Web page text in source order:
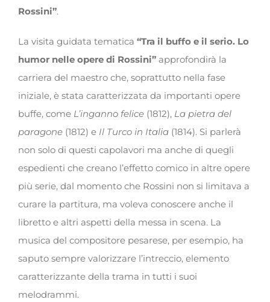
Rossini”.
La visita guidata tematica “Tra il buffo e il serio. Lo
humor nelle opere di Rossini”approfondirà la
carriera del maestro che, soprattutto nella fase
iniziale, è stata caratterizzata da importanti opere
buffe, come L’inganno felice(1812), La pietra del
paragone(1812) e Il Turco in Italia(1814). Si parlerà
non solo di questi capolavori ma anche di quegli
espedienti che creano l’effetto comico in altre opere
più serie, dal momento che Rossini non si limitava a
curare la partitura, ma voleva conoscere anche il
libretto e altri aspetti della messa in scena. La
musica del compositore pesarese, per esempio, ha
saputo sempre valorizzare l’intreccio, elemento
caratterizzante della trama in tutti i suoi
melodrammi.